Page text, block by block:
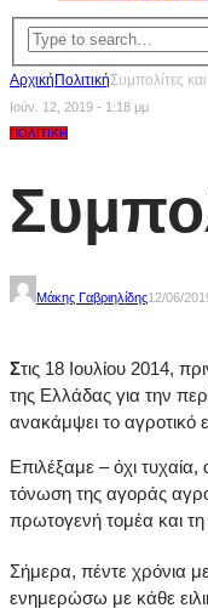
ΑρχικήΠολιτικήΣυμπολίτες
Ιούν. 12, 2019 - 1:18 μμ
ΠΟΛΙΤΙΚΉ
Μάκης Γαβριηλίδης12/06/
Στις 18 Ιουλίου 2014,
της Ελλάδας για την
ανακάμψει το αγροτικό
Επιλέξαμε – όχι
τόνωση της αγοράς
πρωτογενή τομέα και
Σήμερα, πέντε χρόνια
ενημερώσω με κάθε